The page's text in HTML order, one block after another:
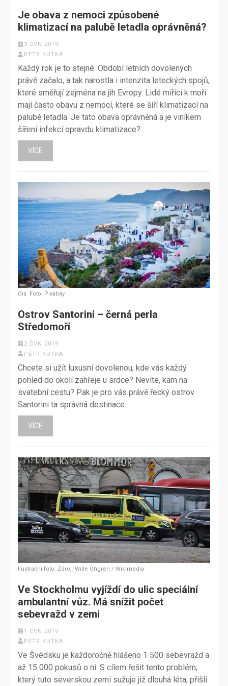
Je obava z nemoci způsobené
klimatizací na palubě letadla oprávněná?
3 ČVN 2019
PETR KUTKA
Každý rok je to stejné. Období letních dovolených
právě začalo, a tak narostla i intenzita leteckých spojů,
které směřují zejména na jih Evropy. Lidé mířící k moři
mají často obavu z nemocí, které se šíří klimatizací na
palubě letadla. Je tato obava oprávněná a je viníkem
šíření infekcí opravdu klimatizace?
VÍCE
Oia. Foto: Pixabay
Ostrov Santorini – černá perla
Středomoří
2 ČVN 2019
PETR KUTKA
Chcete si užít luxusní dovolenou, kde vás každý
pohled do okolí zahřeje u srdce? Nevíte, kam na
svatební cestu? Pak je pro vás právě řecký ostrov
Santorini ta správná destinace.
VÍCE
Ilustrační foto. Zdroj: Wille Öhgren / Wikimedia
Ve Stockholmu vyjíždí do ulic speciální
ambulantní vůz. Má snížit počet
sebevražd v zemi
1 ČVN 2019
PETR KUTKA
Ve Švédsku je každoročně hlášeno 1 500 sebevražd a
až 15 000 pokusů o ni. S cílem řešit tento problém,
který tuto severskou zemi sužuje již dlouhá léta, přišli